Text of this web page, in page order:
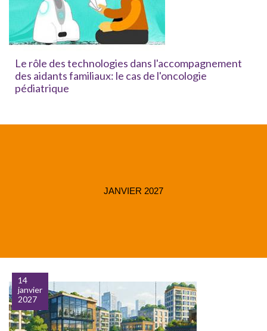
Le rôle des technologies dans l'accompagnement
des aidants familiaux: le cas de l'oncologie
pédiatrique
JANVIER 2027
14
janvier
2027